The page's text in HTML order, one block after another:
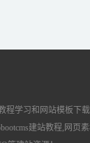
程学习和网站模板下
建站教程,网页